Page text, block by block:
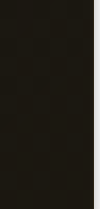
VOOR GEBRUIK
en dienen
toe aan de vial
glas, niet direct op